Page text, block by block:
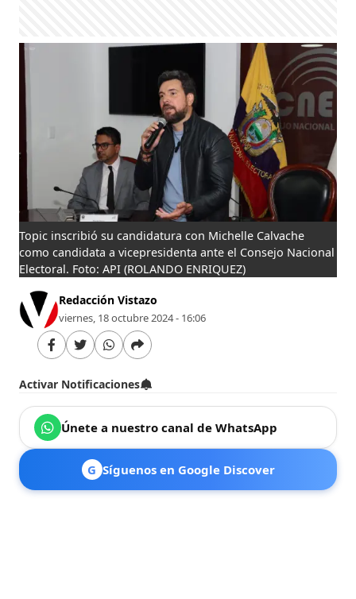
Topic inscribió su candidatura con Michelle Calvache
como candidata a vicepresidenta ante el Consejo Nacional
Electoral. Foto: API (ROLANDO ENRIQUEZ)
Redacción Vistazo
viernes, 18 octubre 2024 - 16:06
Activar Notificaciones
Únete a nuestro canal de WhatsApp
G Síguenos en Google Discover